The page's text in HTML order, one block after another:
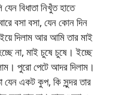
বিধাতা নিখুঁত হাতে
বসা বসা, যেন কোন দিন
দিলাম আর আমি তার মাই
না, মাই চুষে চুষে। ইচ্ছে
পুরো পেটে আদর দিলাম।
একট কুপ, কি সুন্দর তার